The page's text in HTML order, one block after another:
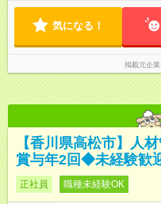
問わず【月給28万
証！ まずは仕事を覚え
金って稼げるの？」
気持ちに、収入面か
21:00 定時退社(直
気になる！
掲載元企業
【香川県高松市】人
賞与年2回◆未経験歓
正社員 職種未経験OK